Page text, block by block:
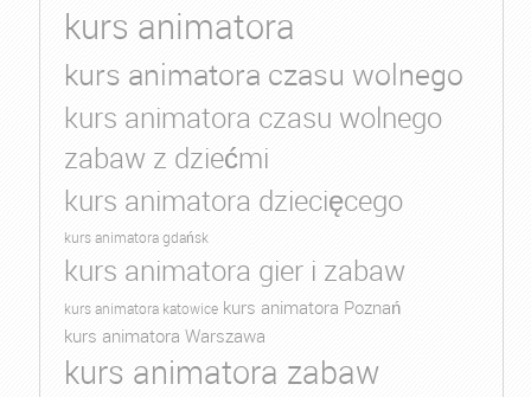
kurs animatora
kurs animatora czasu wolnego
kurs animatora czasu wolnego
zabaw z dziećmi
kurs animatora dziecięcego
kurs animatora gdańsk
kurs animatora gier i zabaw
kurs animatora katowice kurs animatora Poznań
kurs animatora Warszawa
kurs animatora zabaw